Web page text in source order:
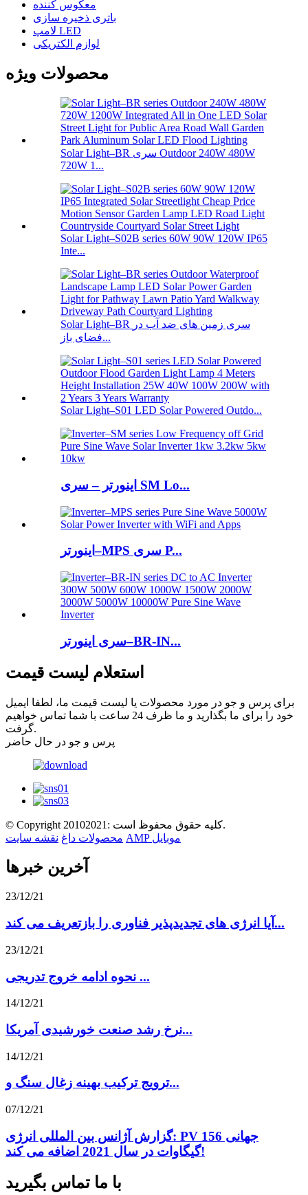
معکوس کننده
باتری ذخیره سازی
لامپ LED
لوازم الکتریکی
محصولات ویژه
Solar Light–BR سری Outdoor 240W 480W
720W 1...
Solar Light–S02B series 60W 90W 120W IP65
Inte...
Solar Light–BR سری زمین های ضد آب در
فضای باز...
Solar Light–S01 LED Solar Powered Outdo...
اینورتر – سری SM Lo...
اینورتر–MPS سری P...
سری اینورتر–BR-IN...
استعلام لیست قیمت
برای پرس و جو در مورد محصولات یا لیست قیمت ما، لطفا ایمیل
خود را برای ما بگذارید و ما ظرف 24 ساعت با شما تماس خواهیم
گرفت.
پرس و جو در حال حاضر
© Copyright 20102021: کلیه حقوق محفوظ است.
محصولات داغ نقشه سایت AMP موبایل
آخرین خبرها
23/12/21
آیا انرژی های تجدیدپذیر فناوری را بازتعریف می کند...
23/12/21
نحوه ادامه خروج تدریجی ...
14/12/21
نرخ رشد صنعت خورشیدی آمریکا...
14/12/21
ترویج ترکیب بهینه زغال سنگ و...
07/12/21
گزارش آژانس بین المللی انرژی: PV جهانی 156
گیگاوات در سال 2021 اضافه می کند!
با ما تماس بگیرید